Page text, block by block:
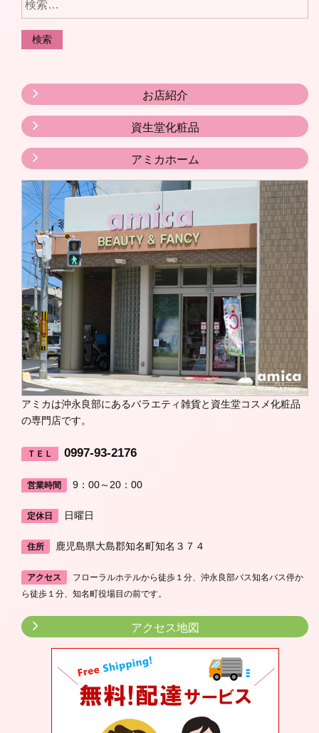
お店紹介
資生堂化粧品
アミカホーム
アミカは沖永良部にあるバラエティ雑貨と資生堂コスメ化粧品
の専門店です。
ＴＥＬ 0997-93-2176
営業時間 9：00～20：00
定休日 日曜日
住所 鹿児島県大島郡知名町知名３７４
アクセス
フローラルホテルから徒歩１分、沖永良部バス知名バス停か
ら徒歩１分、知名町役場目の前です。
アクセス地図